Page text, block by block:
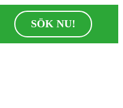
SÖK NU!